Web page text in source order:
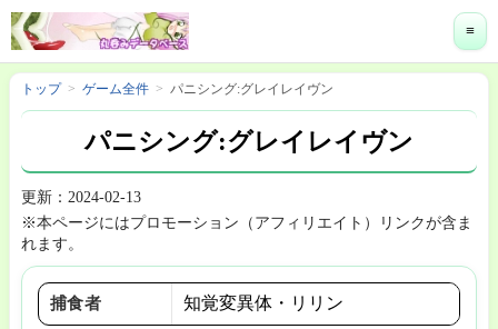
≡
トップ ゲーム全件 パニシング:グレイレイヴン
パニシング:グレイレイヴン
更新：2024-02-13
※本ページにはプロモーション（アフィリエイト）リンクが含ま
れます。
捕食者 知覚変異体・リリン